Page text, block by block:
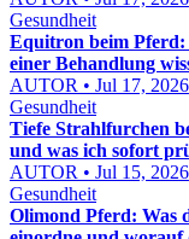
Gesundheit
Equitron beim
einer Behandlung
AUTOR • Jul 17, 2026
Gesundheit
Tiefe Strahlfurchen
und was ich sofort
AUTOR • Jul 15, 2026
Gesundheit
Olimond Pferd: Was